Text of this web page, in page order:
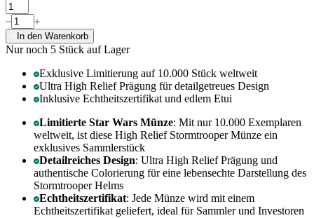
In den Warenkorb
Nur noch 5 Stück auf Lager
Exklusive Limitierung auf 10.000 Stück weltweit
Ultra High Relief Prägung für detailgetreues Design
Inklusive Echtheitszertifikat und edlem Etui
Limitierte Star Wars Münze: Mit nur 10.000 Exemplaren
weltweit, ist diese High Relief Stormtrooper Münze ein
exklusives Sammlerstück
Detailreiches Design: Ultra High Relief Prägung und
authentische Colorierung für eine lebensechte Darstellung des
Stormtrooper Helms
Echtheitszertifikat: Jede Münze wird mit einem
Echtheitszertifikat geliefert, ideal für Sammler und Investoren